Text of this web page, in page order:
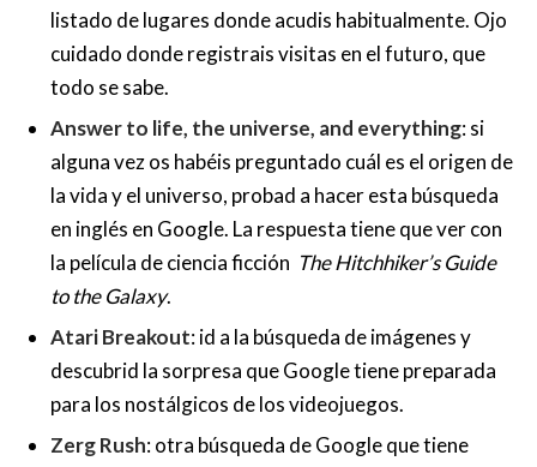
listado de lugares donde acudis habitualmente. Ojo
cuidado donde registrais visitas en el futuro, que
todo se sabe.
Answer to life, the universe, and everything: si
alguna vez os habéis preguntado cuál es el origen de
la vida y el universo, probad a hacer esta búsqueda
en inglés en Google. La respuesta tiene que ver con
la película de ciencia ficción The Hitchhiker’s Guide
to the Galaxy.
Atari Breakout: id a la búsqueda de imágenes y
descubrid la sorpresa que Google tiene preparada
para los nostálgicos de los videojuegos.
Zerg Rush: otra búsqueda de Google que tiene